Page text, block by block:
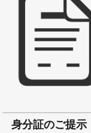
身分証のご提示